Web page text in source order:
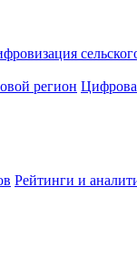
регион
Рейтинги и